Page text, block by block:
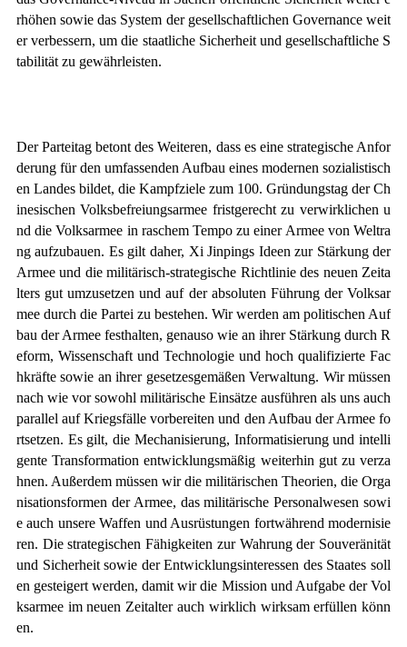
rhöhen sowie das System der gesellschaftlichen Governance weit
er verbessern, um die staatliche Sicherheit und gesellschaftliche S
tabilität zu gewährleisten.
Der Parteitag betont des Weiteren, dass es eine strategische Anfor
derung für den umfassenden Aufbau eines modernen sozialistisch
en Landes bildet, die Kampfziele zum 100. Gründungstag der Ch
inesischen Volksbefreiungsarmee fristgerecht zu verwirklichen u
nd die Volksarmee in raschem Tempo zu einer Armee von Weltra
ng aufzubauen. Es gilt daher, Xi Jinpings Ideen zur Stärkung der
Armee und die militärisch-strategische Richtlinie des neuen Zeita
lters gut umzusetzen und auf der absoluten Führung der Volksar
mee durch die Partei zu bestehen. Wir werden am politischen Auf
bau der Armee festhalten, genauso wie an ihrer Stärkung durch R
eform, Wissenschaft und Technologie und hoch qualifizierte Fac
hkräfte sowie an ihrer gesetzesgemäßen Verwaltung. Wir müssen
nach wie vor sowohl militärische Einsätze ausführen als uns auch
parallel auf Kriegsfälle vorbereiten und den Aufbau der Armee fo
rtsetzen. Es gilt, die Mechanisierung, Informatisierung und intelli
gente Transformation entwicklungsmäßig weiterhin gut zu verza
hnen. Außerdem müssen wir die militärischen Theorien, die Orga
nisationsformen der Armee, das militärische Personalwesen sowi
e auch unsere Waffen und Ausrüstungen fortwährend modernisie
ren. Die strategischen Fähigkeiten zur Wahrung der Souveränität
und Sicherheit sowie der Entwicklungsinteressen des Staates soll
en gesteigert werden, damit wir die Mission und Aufgabe der Vol
ksarmee im neuen Zeitalter auch wirklich wirksam erfüllen könn
en.